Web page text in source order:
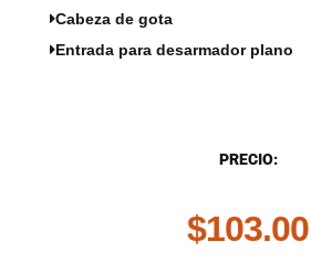
Cabeza de gota
Entrada para desarmador plano
PRECIO:
$103.00